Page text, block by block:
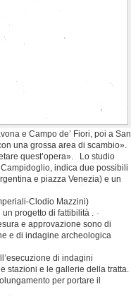
e Campo de’ Fiori, poi a San
una grossa area di scambio».
quest’opera». Lo studio
indica due possibili
e piazza Venezia) e un
Clodio Mazzini)
progetto di fattibilità .
e approvazione sono di
e di indagine archeologica
di indagini
stazioni e le gallerie della tratta.
per portare il